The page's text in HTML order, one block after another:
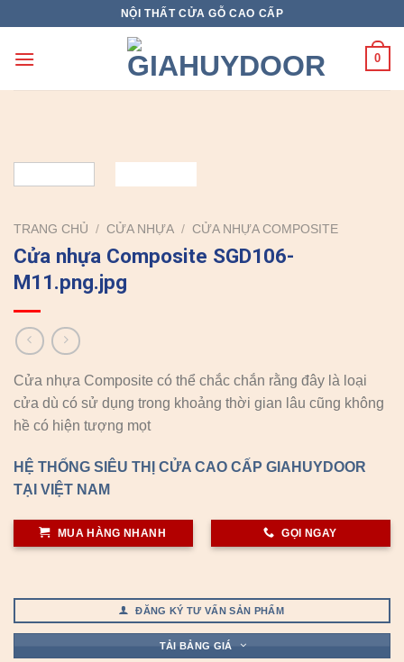
content
NỘI THẤT CỬA GỖ CAO CẤP
0
TRANG CHỦ / CỬA NHỰA / CỬA NHỰA COMPOSITE
Cửa nhựa Composite SGD106-
M11.png.jpg
Cửa nhựa Composite có thể chắc chắn rằng đây là loại
cửa dù có sử dụng trong khoảng thời gian lâu cũng không
hề có hiện tượng mọt
HỆ THỐNG SIÊU THỊ CỬA CAO CẤP GIAHUYDOOR
TẠI VIỆT NAM
MUA HÀNG NHANH GỌI NGAY
ĐĂNG KÝ TƯ VẤN SẢN PHẨM
TẢI BẢNG GIÁ